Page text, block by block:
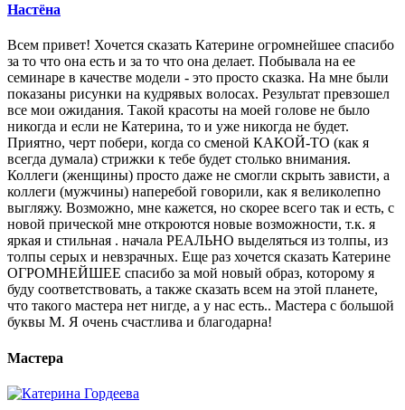
Настёна
Всем привет! Хочется сказать Катерине огромнейшее спасибо
за то что она есть и за то что она делает. Побывала на ее
семинаре в качестве модели - это просто сказка. На мне были
показаны рисунки на кудрявых волосах. Результат превзошел
все мои ожидания. Такой красоты на моей голове не было
никогда и если не Катерина, то и уже никогда не будет.
Приятно, черт побери, когда со сменой КАКОЙ-ТО (как я
всегда думала) стрижки к тебе будет столько внимания.
Коллеги (женщины) просто даже не смогли скрыть зависти, а
коллеги (мужчины) наперебой говорили, как я великолепно
выгляжу. Возможно, мне кажется, но скорее всего так и есть, с
новой прической мне откроются новые возможности, т.к. я
яркая и стильная . начала РЕАЛЬНО выделяться из толпы, из
толпы серых и невзрачных. Еще раз хочется сказать Катерине
ОГРОМНЕЙШЕЕ спасибо за мой новый образ, которому я
буду соответствовать, а также сказать всем на этой планете,
что такого мастера нет нигде, а у нас есть.. Мастера с большой
буквы М. Я очень счастлива и благодарна!
Мастера